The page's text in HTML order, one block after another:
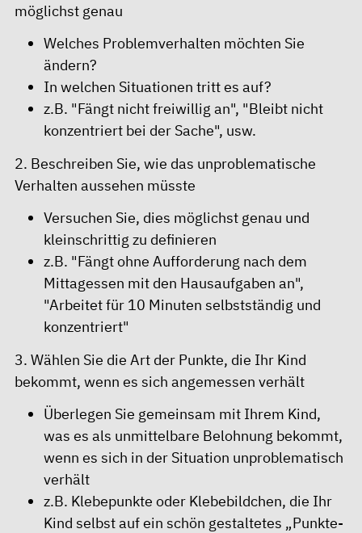
möglichst genau
Welches Problemverhalten möchten Sie
ändern?
In welchen Situationen tritt es auf?
z.B. "Fängt nicht freiwillig an", "Bleibt nicht
konzentriert bei der Sache", usw.
2. Beschreiben Sie, wie das unproblematische
Verhalten aussehen müsste
Versuchen Sie, dies möglichst genau und
kleinschrittig zu definieren
z.B. "Fängt ohne Aufforderung nach dem
Mittagessen mit den Hausaufgaben an",
"Arbeitet für 10 Minuten selbstständig und
konzentriert"
3. Wählen Sie die Art der Punkte, die Ihr Kind
bekommt, wenn es sich angemessen verhält
Überlegen Sie gemeinsam mit Ihrem Kind,
was es als unmittelbare Belohnung bekommt,
wenn es sich in der Situation unproblematisch
verhält
z.B. Klebepunkte oder Klebebildchen, die Ihr
Kind selbst auf ein schön gestaltetes „Punkte-